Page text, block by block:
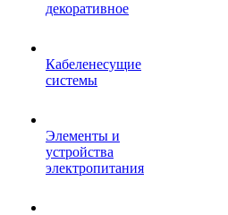
декоративное
Кабеленесущие
системы
Элементы и
устройства
электропитания